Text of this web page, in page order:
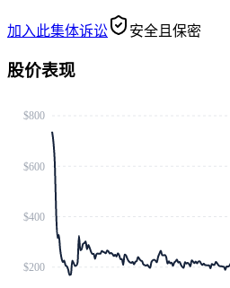
加入此集体诉讼 安全且保密
股价表现
$200
$400
$600
$800